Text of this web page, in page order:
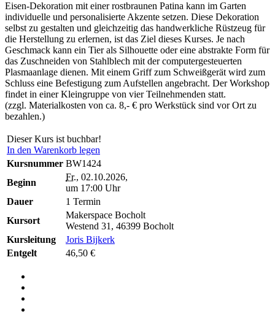
Eisen-Dekoration mit einer rostbraunen Patina kann im Garten
individuelle und personalisierte Akzente setzen. Diese Dekoration
selbst zu gestalten und gleichzeitig das handwerkliche Rüstzeug für
die Herstellung zu erlernen, ist das Ziel dieses Kurses. Je nach
Geschmack kann ein Tier als Silhouette oder eine abstrakte Form für
das Zuschneiden von Stahlblech mit der computergesteuerten
Plasmaanlage dienen. Mit einem Griff zum Schweißgerät wird zum
Schluss eine Befestigung zum Aufstellen angebracht. Der Workshop
findet in einer Kleingruppe von vier Teilnehmenden statt.
(zzgl. Materialkosten von ca. 8,- € pro Werkstück sind vor Ort zu
bezahlen.)
Dieser Kurs ist buchbar!
In den Warenkorb legen
Kursnummer BW1424
Beginn
Fr., 02.10.2026,
um 17:00 Uhr
Dauer
1 Termin
Kursort
Makerspace Bocholt
Westend 31, 46399 Bocholt
Kursleitung
Joris Bijkerk
Entgelt
46,50 €